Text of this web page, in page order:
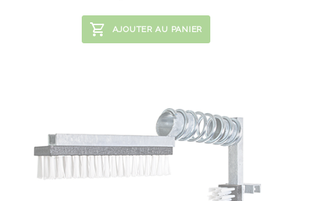
AJOUTER AU PANIER